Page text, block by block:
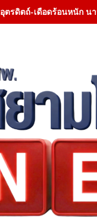
อุตรดิตถ์-เดือดร้อนหนัก น